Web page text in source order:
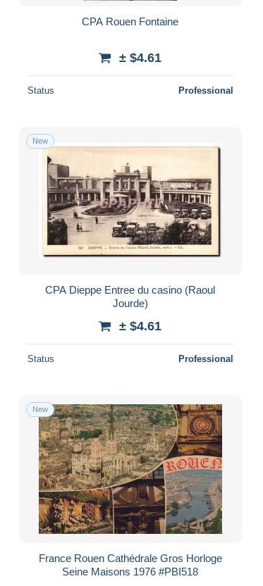
CPA Rouen Fontaine
± $4.61
Status Professional
New
CPA Dieppe Entree du casino (Raoul
Jourde)
± $4.61
Status Professional
New
France Rouen Cathédrale Gros Horloge
Seine Maisons 1976 #PBI518